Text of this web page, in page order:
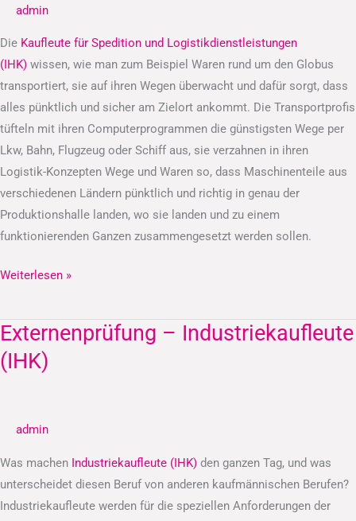
admin
Die Kaufleute für Spedition und Logistikdienstleistungen
(IHK) wissen, wie man zum Beispiel Waren rund um den Globus
transportiert, sie auf ihren Wegen überwacht und dafür sorgt, dass
alles pünktlich und sicher am Zielort ankommt. Die Transportprofis
tüfteln mit ihren Computerprogrammen die günstigsten Wege per
Lkw, Bahn, Flugzeug oder Schiff aus, sie verzahnen in ihren
Logistik-Konzepten Wege und Waren so, dass Maschinenteile aus
verschiedenen Ländern pünktlich und richtig in genau der
Produktionshalle landen, wo sie landen und zu einem
funktionierenden Ganzen zusammengesetzt werden sollen.
Logistikdienstleistungen
Weiterlesen »
Externenprüfung – Industriekaufleute
(IHK)
admin
Was machen Industriekaufleute (IHK) den ganzen Tag, und was
unterscheidet diesen Beruf von anderen kaufmännischen Berufen?
Industriekaufleute werden für die speziellen Anforderungen der
Externenprüfung
–
Industriekaufleute